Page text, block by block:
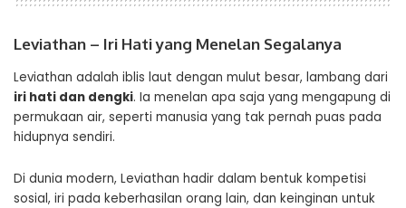
Leviathan – Iri Hati yang Menelan Segalanya
Leviathan adalah iblis laut dengan mulut besar, lambang dari
iri hati dan dengki. Ia menelan apa saja yang mengapung di
permukaan air, seperti manusia yang tak pernah puas pada
hidupnya sendiri.
Di dunia modern, Leviathan hadir dalam bentuk kompetisi
sosial, iri pada keberhasilan orang lain, dan keinginan untuk